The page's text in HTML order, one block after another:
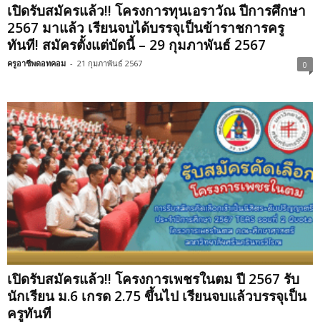
เปิดรับสมัครแล้ว!! โครงการทุนเอราวัณ ปีการศึกษา
2567 มาแล้ว เรียนจบได้บรรจุเป็นข้าราชการครู
ทันที! สมัครตั้งแต่บัดนี้ – 29 กุมภาพันธ์ 2567
ครูอาชีพดอทคอม - 21 กุมภาพันธ์ 2567 0
เปิดรับสมัครแล้ว!! โครงการเพชรในตม ปี 2567 รับ
นักเรียน ม.6 เกรด 2.75 ขึ้นไป เรียนจบแล้วบรรจุเป็น
ครูทันที